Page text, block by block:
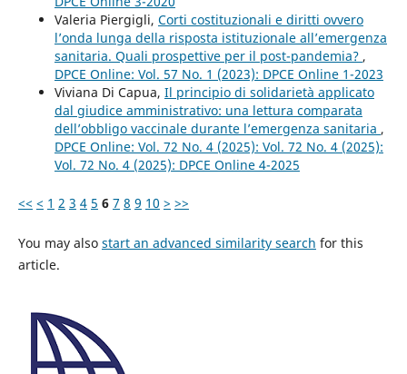
Valeria Piergigli, Corti costituzionali e diritti ovvero
l’onda lunga della risposta istituzionale all’emergenza
sanitaria. Quali prospettive per il post-pandemia? ,
DPCE Online: Vol. 57 No. 1 (2023): DPCE Online 1-2023
Viviana Di Capua, Il principio di solidarietà applicato
dal giudice amministrativo: una lettura comparata
dell’obbligo vaccinale durante l’emergenza sanitaria ,
DPCE Online: Vol. 72 No. 4 (2025): Vol. 72 No. 4 (2025):
Vol. 72 No. 4 (2025): DPCE Online 4-2025
<< < 1 2 3 4 5 6 7 8 9 10 > >>
You may also start an advanced similarity search for this
article.